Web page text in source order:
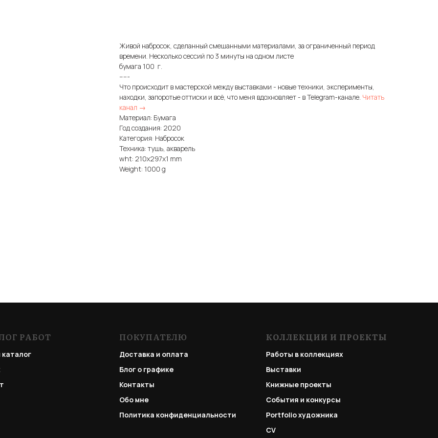
Живой набросок, сделанный смешанными материалами, за ограниченный период
времени. Несколько сессий по 3 минуты на одном листе
бумага 100 г.
-----
Что происходит в мастерской между выставками - новые техники, эксперименты,
находки, запоротые оттиски и всё, что меня вдохновляет - в Telegram-канале. Читать
канал →
Материал: Бумага
Год создания: 2020
Категория: Набросок
Техника: тушь, акварель
wht: 210x297x1 mm
Weight: 1000 g
РАБОТ ПОКУПАТЕЛЮ
Доставка и оплата
Блог о графике
Контакты
Обо мне
Политика конфиденциальности
КОЛЛЕКЦИИ И ПРОЕКТЫ
Работы в коллекциях
Выставки
Книжные проекты
События и конкурсы
Portfolioхудожника
CV